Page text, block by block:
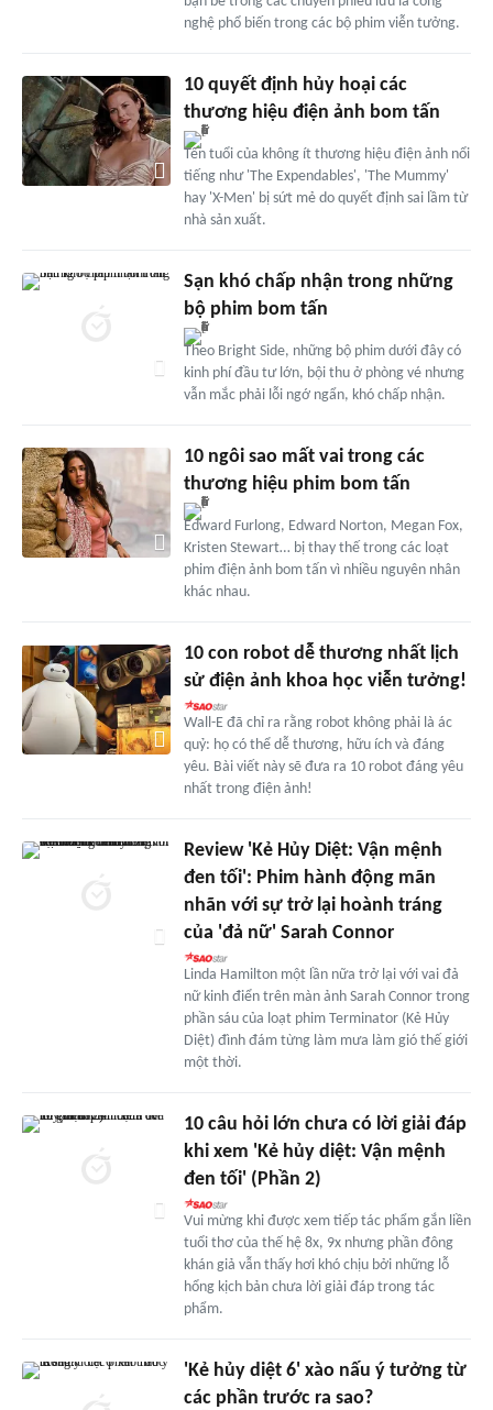
nghệ phổ biến trong các bộ phim viễn tưởng.
10 quyết định hủy hoại các
thương hiệu điện ảnh bom tấn
Tên tuổi của không ít thương hiệu điện ảnh nổi
tiếng như 'The Expendables', 'The Mummy'
hay 'X-Men' bị sứt mẻ do quyết định sai lầm từ
nhà sản xuất.
Sạn khó chấp nhận trong những
bộ phim bom tấn
Theo Bright Side, những bộ phim dưới đây có
kinh phí đầu tư lớn, bội thu ở phòng vé nhưng
vẫn mắc phải lỗi ngớ ngẩn, khó chấp nhận.
10 ngôi sao mất vai trong các
thương hiệu phim bom tấn
Edward Furlong, Edward Norton, Megan Fox,
Kristen Stewart… bị thay thế trong các loạt
phim điện ảnh bom tấn vì nhiều nguyên nhân
khác nhau.
10 con robot dễ thương nhất lịch
sử điện ảnh khoa học viễn tưởng!
Wall-E đã chỉ ra rằng robot không phải là ác
quỷ: họ có thể dễ thương, hữu ích và đáng
yêu. Bài viết này sẽ đưa ra 10 robot đáng yêu
nhất trong điện ảnh!
Review 'Kẻ Hủy Diệt: Vận mệnh
đen tối': Phim hành động mãn
nhãn với sự trở lại hoành tráng
của 'đả nữ' Sarah Connor
Linda Hamilton một lần nữa trở lại với vai đả
nữ kinh điển trên màn ảnh Sarah Connor trong
phần sáu của loạt phim Terminator (Kẻ Hủy
Diệt) đình đám từng làm mưa làm gió thế giới
một thời.
10 câu hỏi lớn chưa có lời giải đáp
khi xem 'Kẻ hủy diệt: Vận mệnh
đen tối' (Phần 2)
Vui mừng khi được xem tiếp tác phẩm gắn liền
tuổi thơ của thế hệ 8x, 9x nhưng phần đông
khán giả vẫn thấy hơi khó chịu bởi những lỗ
hổng kịch bản chưa lời giải đáp trong tác
phẩm.
'Kẻ hủy diệt 6' xào nấu ý tưởng từ
các phần trước ra sao?